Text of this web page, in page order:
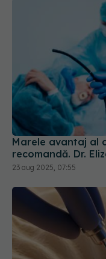
Marele avantaj al
recomandă. Dr.
23 aug 2025, 07:55